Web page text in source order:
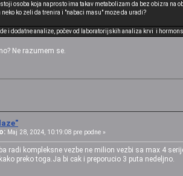
osoba koja naprosto ima takav metabolizam da bez obizra na
ko zeli da trenira i "nabaci masu" moze da uradi?
i dodatne analize, počev od laboratorijskih analiza krvi i
Ne razumem se.
Maj 28, 2024, 10:19:08 pre podne »
radi kompleksne vezbe ne milion vezbi sa max 4
preko toga.Ja bi cak i preporucio 3 puta nedeljno.